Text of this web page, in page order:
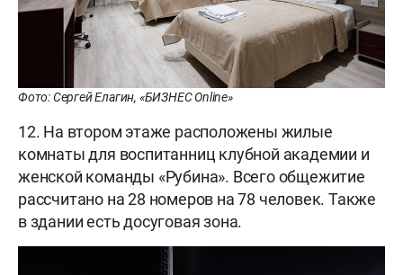
Фото: Сергей Елагин, «БИЗНЕС Online»
12. На втором этаже расположены жилые
комнаты для воспитанниц клубной академии и
женской команды «Рубина». Всего общежитие
рассчитано на 28 номеров на 78 человек. Также
в здании есть досуговая зона.